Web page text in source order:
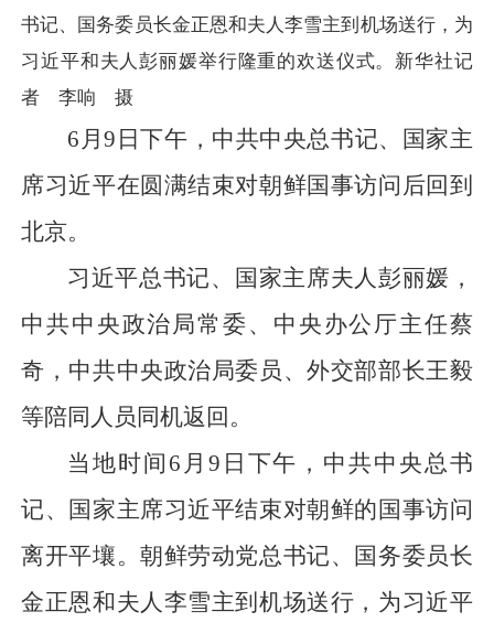
书记、国务委员长金正恩和夫人李雪主到机场送行，为
习近平和夫人彭丽媛举行隆重的欢送仪式。新华社记
者 李响 摄
6月9日下午，中共中央总书记、国家主
席习近平在圆满结束对朝鲜国事访问后回到
北京。
习近平总书记、国家主席夫人彭丽媛，
中共中央政治局常委、中央办公厅主任蔡
奇，中共中央政治局委员、外交部部长王毅
等陪同人员同机返回。
当地时间6月9日下午，中共中央总书
记、国家主席习近平结束对朝鲜的国事访问
离开平壤。朝鲜劳动党总书记、国务委员长
金正恩和夫人李雪主到机场送行，为习近平